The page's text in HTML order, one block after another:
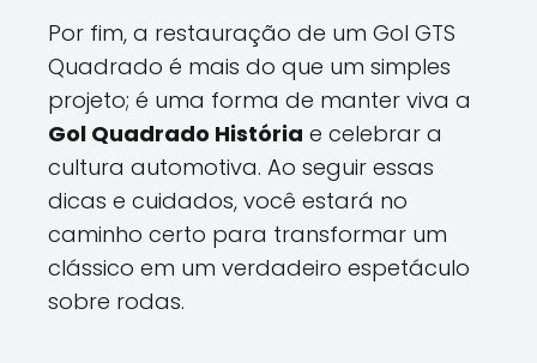
Por fim, a restauração de um Gol GTS
Quadrado é mais do que um simples
projeto; é uma forma de manter viva a
Gol Quadrado História e celebrar a
cultura automotiva. Ao seguir essas
dicas e cuidados, você estará no
caminho certo para transformar um
clássico em um verdadeiro espetáculo
sobre rodas.